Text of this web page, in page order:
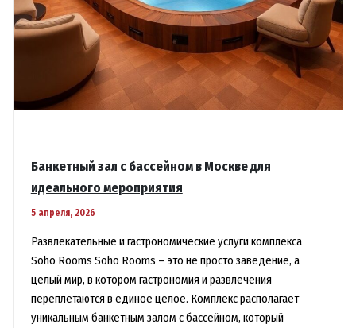
Банкетный зал с бассейном в Москве для
идеального мероприятия
5 апреля, 2026
Развлекательные и гастрономические услуги комплекса
Soho Rooms Soho Rooms – это не просто заведение, а
целый мир, в котором гастрономия и развлечения
переплетаются в единое целое. Комплекс располагает
уникальным банкетным залом с бассейном, который